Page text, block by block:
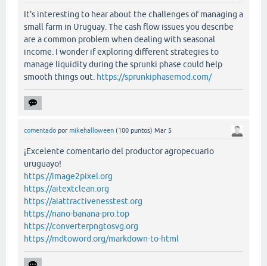
It's interesting to hear about the challenges of managing a
small farm in Uruguay. The cash flow issues you describe
are a common problem when dealing with seasonal
income. I wonder if exploring different strategies to
manage liquidity during the sprunki phase could help
smooth things out. https://sprunkiphasemod.com/
comentado por mikehalloween (100 puntos) Mar 5
¡Excelente comentario del productor agropecuario
uruguayo!
https://image2pixel.org
https://aitextclean.org
https://aiattractivenesstest.org
https://nano-banana-pro.top
https://converterpngtosvg.org
https://mdtoword.org/markdown-to-html